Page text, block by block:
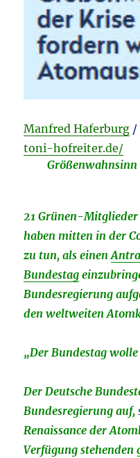
Manfred Haferburg /
toni-hofreiter.de/
21 Grünen-Mitglieder
haben mitten in der
zu tun, als einen
Bundestag
Bundesregierung
den weltweiten
„Der Bundestag
Der Deutsche
Bundesregierung auf,
Renaissance der
Verfügung stehenden